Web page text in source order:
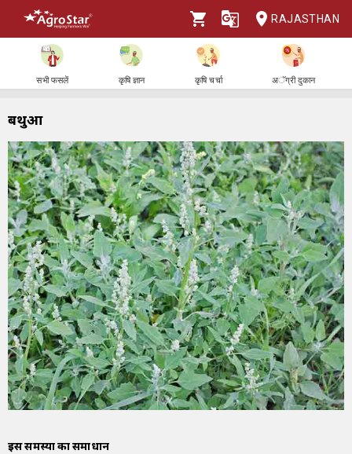
RAJASTHAN
सभी फसलें कृषि ज्ञान कृषि चर्चा अॅग्री दुकान
बथुआ
इस समस्या का समाधान